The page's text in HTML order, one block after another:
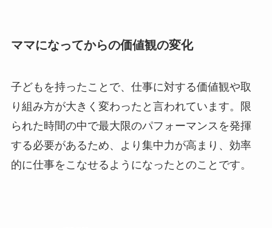
ママになってからの価値観の変化
子どもを持ったことで、仕事に対する価値観や取
り組み方が大きく変わったと言われています。限
られた時間の中で最大限のパフォーマンスを発揮
する必要があるため、より集中力が高まり、効率
的に仕事をこなせるようになったとのことです。